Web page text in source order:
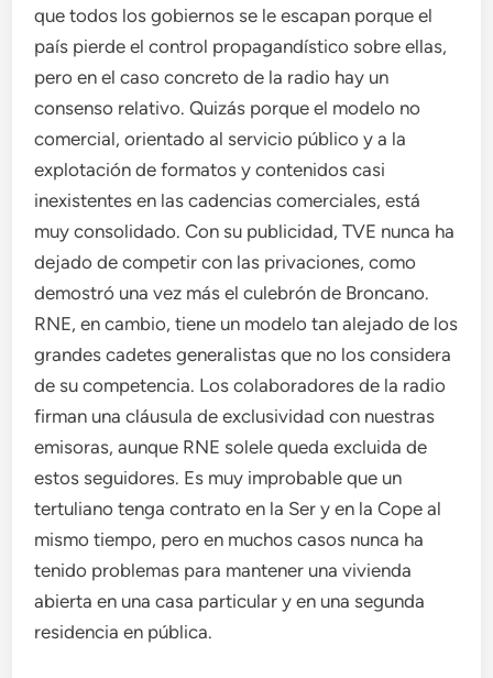
que todos los gobiernos se le escapan porque el
país pierde el control propagandístico sobre ellas,
pero en el caso concreto de la radio hay un
consenso relativo. Quizás porque el modelo no
comercial, orientado al servicio público y a la
explotación de formatos y contenidos casi
inexistentes en las cadencias comerciales, está
muy consolidado. Con su publicidad, TVE nunca ha
dejado de competir con las privaciones, como
demostró una vez más el culebrón de Broncano.
RNE, en cambio, tiene un modelo tan alejado de los
grandes cadetes generalistas que no los considera
de su competencia. Los colaboradores de la radio
firman una cláusula de exclusividad con nuestras
emisoras, aunque RNE solele queda excluida de
estos seguidores. Es muy improbable que un
tertuliano tenga contrato en la Ser y en la Cope al
mismo tiempo, pero en muchos casos nunca ha
tenido problemas para mantener una vivienda
abierta en una casa particular y en una segunda
residencia en pública.